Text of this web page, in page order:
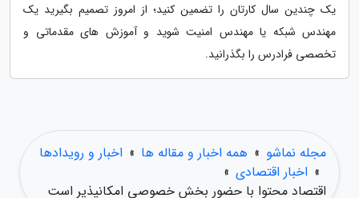
یک چندین سال کارتان را تضمین کنید؛ از امروز تصمیم بگیرید یک
مهندس شبکه یا مهندس امنیت شوید و آموزش های مقدماتی و
تخصصی فرادرس را بگذرانید.
مجله نماشو » همه اخبار و مقاله ها » اخبار و رویدادها
» اخبار اقتصادی »
اقتصاد محتوا با حضور بخش خصوصی امکانپذیر است